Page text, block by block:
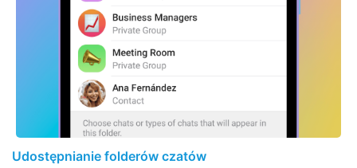
Udostępnianie folderów czatów